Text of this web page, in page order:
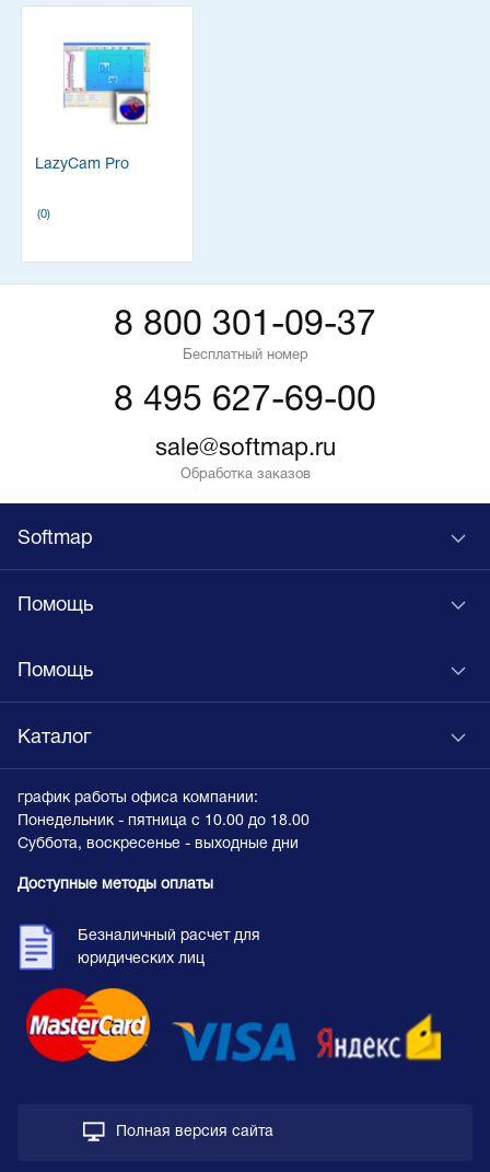
LazyCam Pro
(0)
8 800 301-09-37
Бесплатный номер
8 495 627-69-00
sale@softmap.ru
Обработка заказов
Softmap
Помощь
Помощь
Каталог
график работы офиса компании:
Понедельник - пятница с 10.00 до 18.00
Суббота, воскресенье - выходные дни
Доступные методы оплаты
Безналичный расчет для
юридических лиц
Полная версия сайта